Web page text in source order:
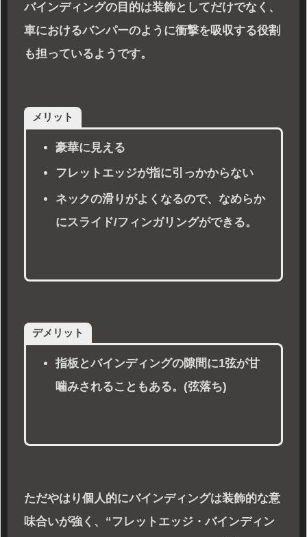
バインディングの目的は装飾としてだけでなく、
車におけるバンパーのように衝撃を吸収する役割
も担っているようです。
メリット
豪華に見える
フレットエッジが指に引っかからない
ネックの滑りがよくなるので、なめらか
にスライド/フィンガリングができる。
デメリット
指板とバインディングの隙間に1弦が甘
噛みされることもある。(弦落ち)
ただやはり個人的にバインディングは装飾的な意
味合いが強く、“フレットエッジ・バインディン